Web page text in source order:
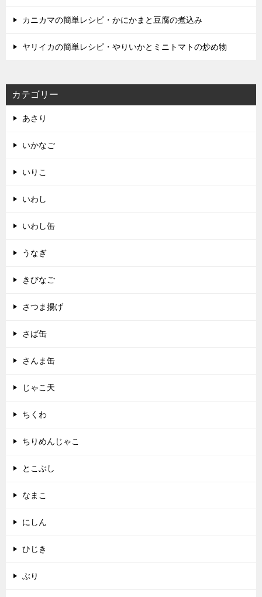
カニカマの簡単レシピ・かにかまと豆腐の煮込み
ヤリイカの簡単レシピ・やりいかとミニトマトの炒め物
カテゴリー
あさり
いかなご
いりこ
いわし
いわし缶
うなぎ
きびなご
さつま揚げ
さば缶
さんま缶
じゃこ天
ちくわ
ちりめんじゃこ
とこぶし
なまこ
にしん
ひじき
ぶり